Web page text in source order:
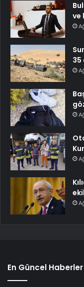
ve
35
En Güncel Haberler